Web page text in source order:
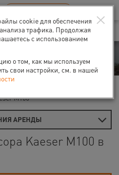
RU EN
M100
АРЕНДЫ
Kaeser M100 в
×
cookie для обеспечения
трафика. Продолжая
с использованием
о том, как мы используем
свои настройки, см. в нашей